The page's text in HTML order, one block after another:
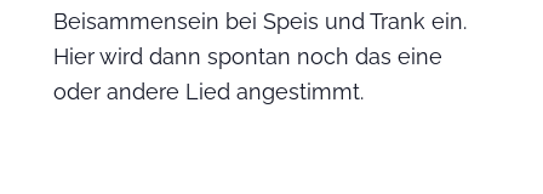
Beisammensein bei Speis und Trank ein.
Hier wird dann spontan noch das eine
oder andere Lied angestimmt.